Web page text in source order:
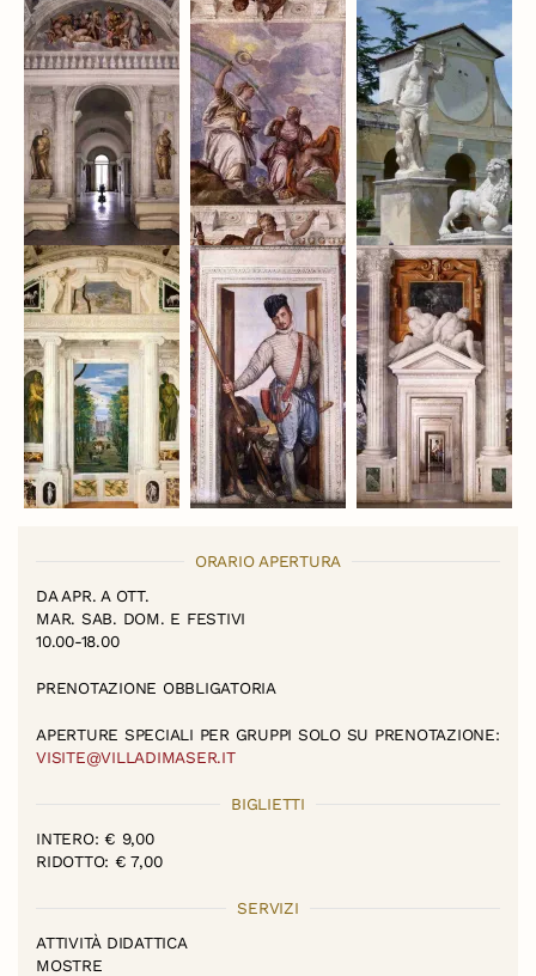
ORARIO APERTURA
DA APR. A OTT.
MAR. SAB. DOM. E FESTIVI
10.00-18.00
PRENOTAZIONE OBBLIGATORIA
APERTURE SPECIALI PER GRUPPI SOLO SU PRENOTAZIONE:
VISITE@VILLADIMASER.IT
BIGLIETTI
INTERO: € 9,00
RIDOTTO: € 7,00
SERVIZI
ATTIVITÀ DIDATTICA
MOSTRE